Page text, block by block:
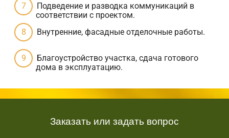
Подведение и разводка коммуникаций в
соответствии с проектом.
Внутренние, фасадные отделочные работы.
Благоустройство участка, сдача готового
дома в эксплуатацию.
Заказать или задать вопрос